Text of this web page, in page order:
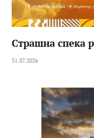
Страшна спека
31.07.2026